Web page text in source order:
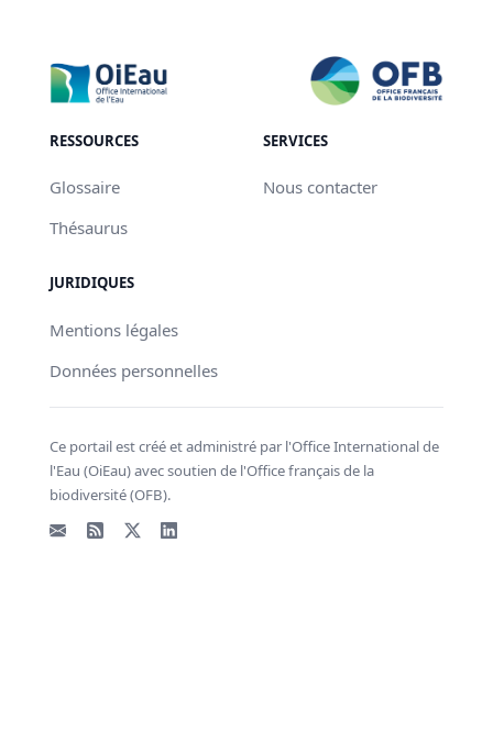
RESSOURCES
Glossaire
Thésaurus
SERVICES
Nous contacter
JURIDIQUES
Mentions légales
Données personnelles
Ce portail est créé et administré par l'Office International de
l'Eau (OiEau) avec soutien de l'Office français de la
biodiversité (OFB).